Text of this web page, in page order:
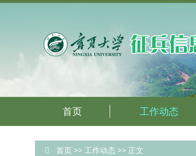
首页 工作动态
首页 >>工作动态 >> 正文